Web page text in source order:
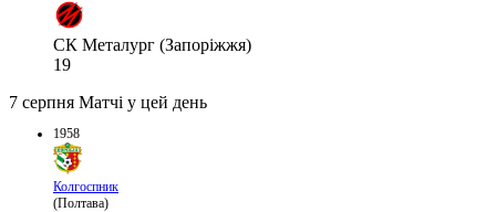
СК Металург (Запоріжжя)
19
7 серпня Матчі у цей день
1958
Колгоспник
(Полтава)